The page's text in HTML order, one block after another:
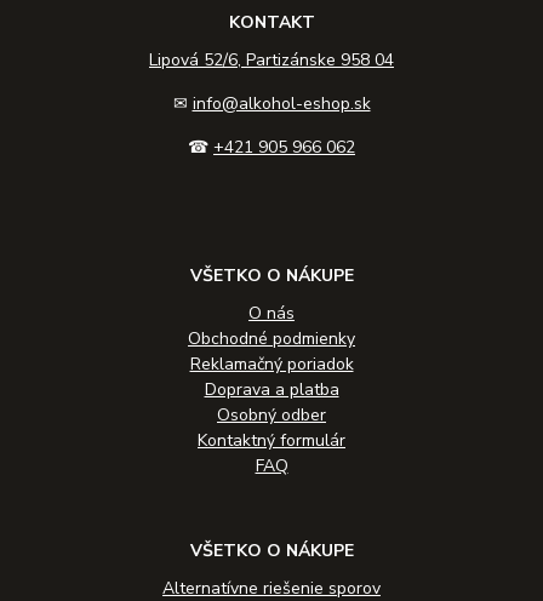
KONTAKT
Lipová 52/6, Partizánske 958 04
✉ info@alkohol-eshop.sk
☎ +421 905 966 062
VŠETKO O NÁKUPE
O nás
Obchodné podmienky
Reklamačný poriadok
Doprava a platba
Osobný odber
Kontaktný formulár
FAQ
VŠETKO O NÁKUPE
Alternatívne riešenie sporov